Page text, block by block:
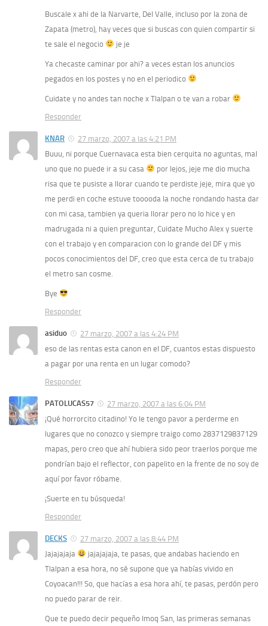
Buscale x ahi de la Narvarte, Del Valle, incluso por la zona de
Zapata (metro), hay veces que si buscas con quien compartir si
te sale el negocio
je je
Ya checaste caminar por ahi? a veces estan los anuncios
pegados en los postes y no en el periodico
Cuidate y no andes tan noche x Tlalpan o te van a robar
Responder
KNAR
27 marzo, 2007 a las 4:21 PM
Buuu, ni porque Cuernavaca esta bien cerquita no aguntas, mal
uno que no puede ir a su casa
por lejos, jeje me dio mucha
risa que te pusiste a llorar cuando te perdiste jeje, mira que yo
me perdi en coche estuve tooooda la noche rondando hasta dar
con mi casa, tambien ya queria llorar pero no lo hice y en
madrugada ni a quien preguntar, Cuidate Mucho Alex y suerte
con el trabajo y en comparacion con lo grande del DF y mis
pocos conocimientos del DF, creo que esta cerca de tu trabajo
el metro san cosme.
Bye
Responder
asiduo
27 marzo, 2007 a las 4:24 PM
eso de las rentas esta canon en el DF, cuantos estas dispuesto
a pagar por una renta en un lugar comodo?
Responder
PATOLUCAS57
27 marzo, 2007 a las 6:04 PM
¡Qué horrorcito citadino! Yo le tengo pavor a perderme en
lugares que no conozco y siempre traigo como 2837129837129
mapas, pero creo que ahí hubiera sido peor traerlos porque me
pondrían bajo el reflector, con papelito en la frente de no soy de
aquí por favor róbame.
¡Suerte en tu búsqueda!
Responder
DECKS
27 marzo, 2007 a las 8:44 PM
Jajajajaja
jajajajaja, te pasas, que andabas haciendo en
Tlalpan a esa hora, no sé supone que ya habías vivido en
Coyoacan!!! So, que hacías a esa hora ahí, te pasas, perdón pero
no puedo parar de reir.
Que te puedo decir pequeño Imoq San, las primeras semanas